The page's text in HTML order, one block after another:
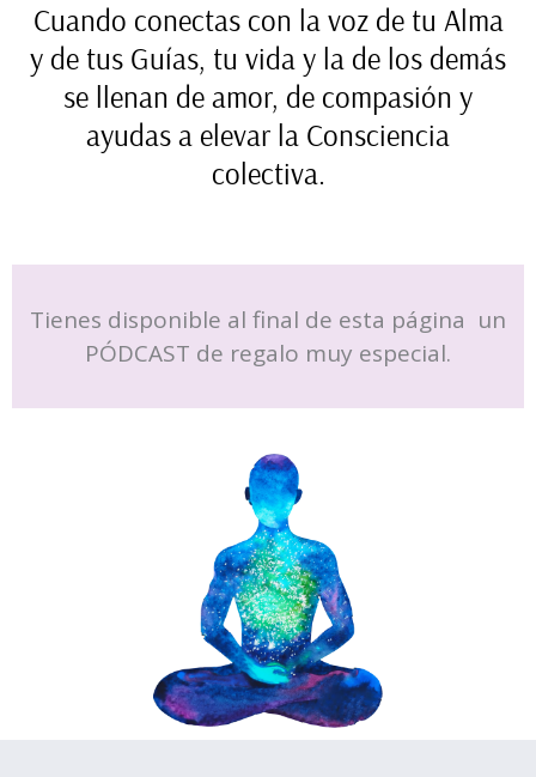
Cuando conectas con la voz de tu Alma
y de tus Guías, tu vida y la de los demás
se llenan de amor, de compasión y
ayudas a elevar la Consciencia
colectiva.
Tienes disponible al final de esta página un
PÓDCAST de regalo muy especial.